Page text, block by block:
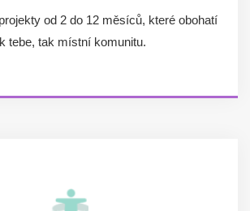
od 2 do 12 měsíců, které obohatí
tebe, tak místní komunitu.